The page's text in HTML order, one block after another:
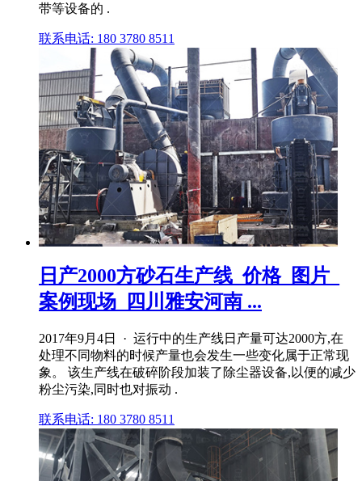
带等设备的 .
联系电话: 180 3780 8511
日产2000方砂石生产线_价格_图片_
案例现场_四川雅安河南 ...
2017年9月4日 · 运行中的生产线日产量可达2000方,在
处理不同物料的时候产量也会发生一些变化属于正常现
象。 该生产线在破碎阶段加装了除尘器设备,以便的减少
粉尘污染,同时也对振动 .
联系电话: 180 3780 8511